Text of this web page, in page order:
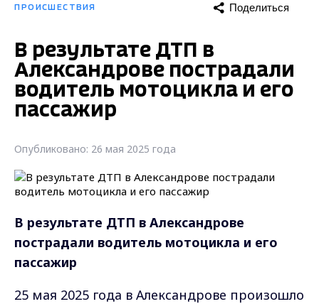
ПРОИСШЕСТВИЯ Поделиться
В результате ДТП в
Александрове пострадали
водитель мотоцикла и его
пассажир
Опубликовано: 26 мая 2025 года
В результате ДТП в Александрове
пострадали водитель мотоцикла и его
пассажир
25 мая 2025 года в Александрове произошло